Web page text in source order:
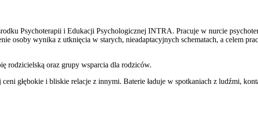
Psychoterapii i Edukacji Psychologicznej INTRA. Pracuje w nurcie
osoby wynika z utknięcia w starych, nieadaptacyjnych schematach, a celem
rodzicielską oraz grupy wsparcia dla rodziców.
głębokie i bliskie relacje z innymi. Baterie ładuje w spotkaniach z ludźmi,